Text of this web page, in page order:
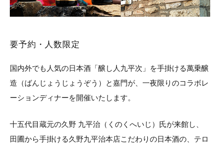
要予約・人数限定
国内外でも人気の日本酒「醸し人九平次」を手掛ける萬乗醸
造（ばんじょうじょうぞう）と嘉門が、一夜限りのコラボレ
ーションディナーを開催いたします。
十五代目蔵元の久野 九平治（くのくへいじ）氏が来館し、
田圃から手掛ける久野九平治本店こだわりの日本酒の、テロ